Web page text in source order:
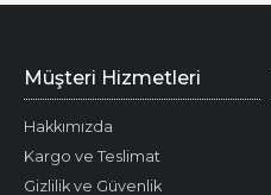
Müşteri Hizmetleri
Hakkımızda
Kargo ve Teslimat
Gizlilik ve Güvenlik